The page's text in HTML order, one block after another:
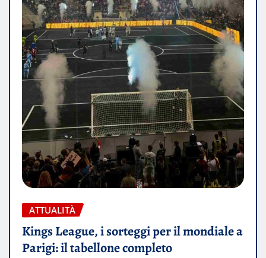
ATTUALITÀ
Kings League, i sorteggi per il mondiale a
Parigi: il tabellone completo